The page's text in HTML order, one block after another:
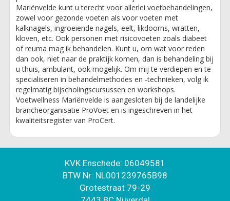
Mariënvelde kunt u terecht voor allerlei voetbehandelingen,
zowel voor gezonde voeten als voor voeten met
kalknagels, ingroeiende nagels, eelt, likdoorns, wratten,
kloven, etc. Ook personen met risicovoeten zoals diabeet
of reuma mag ik behandelen. Kunt u, om wat voor reden
dan ook, niet naar de praktijk komen, dan is behandeling bij
u thuis, ambulant, ook mogelijk. Om mij te verdiepen en te
specialiseren in behandelmethodes en -technieken, volg ik
regelmatig bijscholingscursussen en workshops.
Voetwellness Mariënvelde is aangesloten bij de landelijke
brancheorganisatie ProVoet en is ingeschreven in het
kwaliteitsregister van ProCert.
KVK Enschede: 06049581
BTW Nr: NL001239765B98
Grotestraat 79-29